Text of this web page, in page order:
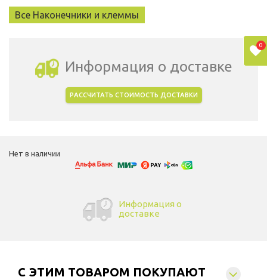
Все Наконечники и клеммы
Информация о доставке
РАССЧИТАТЬ СТОИМОСТЬ ДОСТАВКИ
Нет в наличии
Информация о
доставке
C ЭТИМ ТОВАРОМ ПОКУПАЮТ
0